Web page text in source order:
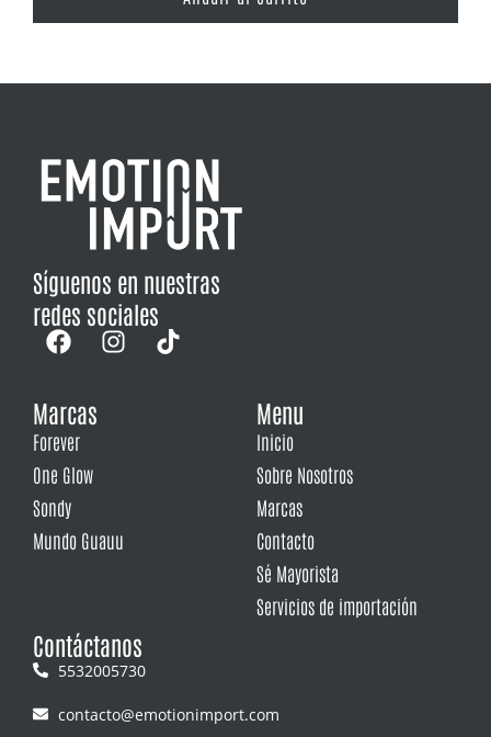
Síguenos en nuestras
redes sociales
Marcas
Forever
One Glow
Sondy
Mundo Guauu
Menu
Inicio
Sobre Nosotros
Marcas
Contacto
Sé Mayorista
Servicios de importación
Contáctanos
5532005730
contacto@emotionimport.com